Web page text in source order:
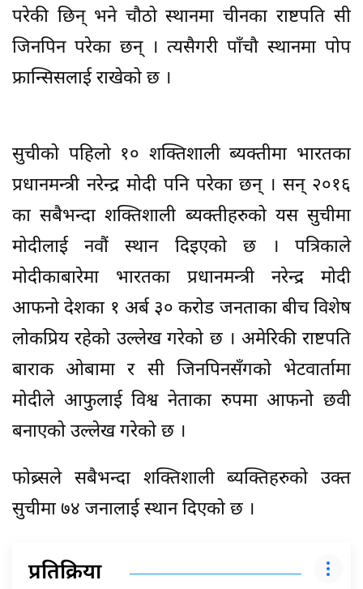
परेकी छिन् भने चौठो स्थानमा चीनका राष्टपति सी
जिनपिन परेका छन् । त्यसैगरी पाँचौ स्थानमा पोप
फ्रान्सिसलाई राखेको छ ।
सुचीको पहिलो १० शक्तिशाली ब्यक्तीमा भारतका
प्रधानमन्त्री नरेन्द्र मोदी पनि परेका छन् । सन् २०१६
का सबैभन्दा शक्तिशाली ब्यक्तीहरुको यस सुचीमा
मोदीलाई नवौं स्थान दिइएको छ । पत्रिकाले
मोदीकाबारेमा भारतका प्रधानमन्त्री नरेन्द्र मोदी
आफनो देशका १ अर्ब ३० करोड जनताका बीच विशेष
लोकप्रिय रहेको उल्लेख गरेको छ । अमेरिकी राष्टपति
बाराक ओबामा र सी जिनपिनसँगको भेटवार्तामा
मोदीले आफुलाई विश्व नेताका रुपमा आफनो छवी
बनाएको उल्लेख गरेको छ ।
फोब्र्सले सबैभन्दा शक्तिशाली ब्यक्तिहरुको उक्त
सुचीमा ७४ जनालाई स्थान दिएको छ ।
प्रतिक्रिया